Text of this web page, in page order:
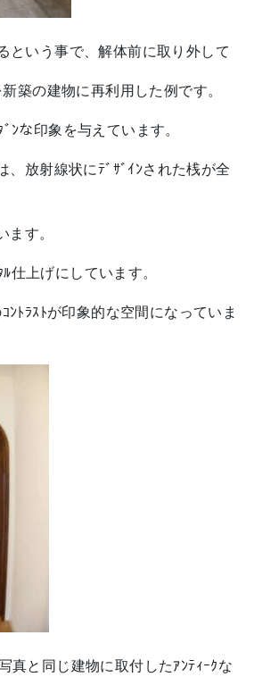
という事で、解体前に取り外して
築の建物に再利用した例です。
ﾝな印象を与えています。
、放射線状にﾃﾞｻﾞｲﾝされた桟が全
ます。
仕上げにしています。
ﾝﾄﾗｽﾄが印象的な空間になっていま
真と同じ建物に取付したｱﾝﾃｨｰｸな